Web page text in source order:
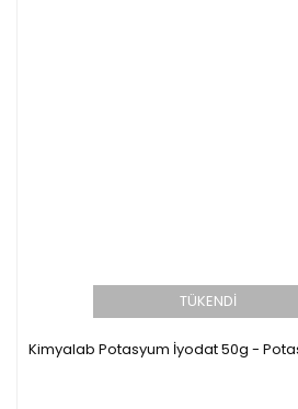
TÜKENDİ
Kimyalab Potasyum İyodat 50g -